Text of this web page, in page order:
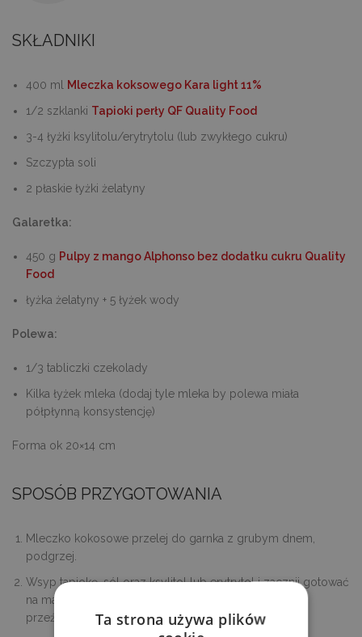
SKŁADNIKI
400 ml
Mleczka koksowego Kara light 11%
1/2 szklanki Tapioki perły QF Quality Food
3-4 łyżki ksylitolu/erytrytolu (lub zwykłego cukru)
Szczypta soli
2 płaskie łyżki żelatyny
Galaretka:
450 g Pulpy z mango Alphonso bez dodatku cukru Quality
Food
łyżka żelatyny + 5 łyżek wody
Polewa:
1/3 tabliczki czekolady
Kilka łyżek mleka (dodaj tyle mleka by polewa miała
półpłynną konsystencję)
Forma ok 20×14 cm
SPOSÓB PRZYGOTOWANIA
Mleczko kokosowe przelej do garnka z grubym dnem,
podgrzej.
Wsyp tapiokę, sól oraz ksylitol lub erytrytol i zacznij gotować
na małym ogniu często mieszając aż kulki staną się
przeźroczyste.Ta strona używa plików